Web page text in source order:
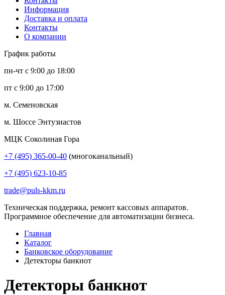
Информация
Доставка и оплата
Контакты
О компании
График работы
пн-чт с 9:00 до 18:00
пт с 9:00 до 17:00
м. Семеновская
м. Шоссе Энтузиастов
МЦК Соколиная Гора
+7 (495) 365-00-40 (многоканальный)
+7 (495) 623-10-85
trade@puls-kkm.ru
Техническая поддержка, ремонт кассовых аппаратов.
Программное обеспечение для автоматизации бизнеса.
Главная
Каталог
Банковское оборудование
Детекторы банкнот
Детекторы банкнот